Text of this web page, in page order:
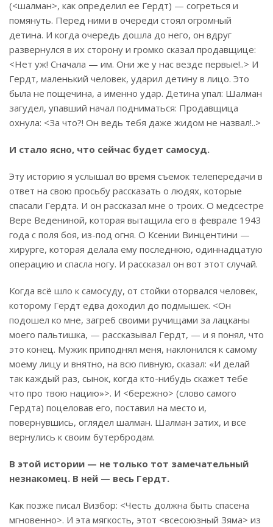
(<шалман>, как определил ее Гердт) — согреться и
помянуть. Перед ними в очереди стоял огромный
детина. И когда очередь дошла до него, он вдруг
развернулся в их сторону и громко сказал продавщице:
<Нет уж! Сначала — им. Они же у нас везде первые!..> И
Гердт, маленький человек, ударил детину в лицо. Это
была не пощечина, а именно удар. Детина упал: Шалман
загудел, упавший начал подниматься: Продавщица
охнула: <За что?! Он ведь тебя даже жидом не назвал!..>
И стало ясно, что сейчас будет самосуд.
Эту историю я услышал во время съемок телепередачи в
ответ на свою просьбу рассказать о людях, которые
спасали Гердта. И он рассказал мне о троих. О медсестре
Вере Ведениной, которая вытащила его в феврале 1943
года с поля боя, из-под огня. О Ксении Винцентини —
хирурге, которая делала ему последнюю, одиннадцатую
операцию и спасла ногу. И рассказал он вот этот случай.
Когда всё шло к самосуду, от стойки оторвался человек,
которому Гердт едва доходил до подмышек. <Он
подошел ко мне, загреб своими ручищами за лацканы
моего пальтишка, — рассказывал Гердт, — и я понял, что
это конец. Мужик приподнял меня, наклонился к самому
моему лицу и внятно, на всю пивную, сказал: «И делай
так каждый раз, сынок, когда кто-нибудь скажет тебе
что про твою нацию»>. И <бережно> (слово самого
Гердта) поцеловав его, поставил на место и,
повернувшись, оглядел шалман. Шалман затих, и все
вернулись к своим бутербродам.
В этой истории — не только тот замечательный
незнакомец. В ней — весь Гердт.
Как позже писал Визбор: <Честь должна быть спасена
мгновенно>. И эта мягкость, этот <всесоюзный Зяма> из